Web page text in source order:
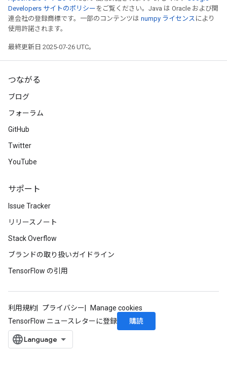
Developers サイトのポリシー をご覧ください。Java は Oracle および関
連会社の登録商標です。一部のコンテンツは numpy ライセンス により
使用許諾されます。
最終更新日 2025-07-26 UTC。
つながる
ブログ
フォーラム
GitHub
Twitter
YouTube
サポート
Issue Tracker
リリースノート
Stack Overflow
ブランドの取り扱いガイドライン
TensorFlow の引用
利用規約 プライバシー
Manage cookies
TensorFlow ニュースレターに登録
購読